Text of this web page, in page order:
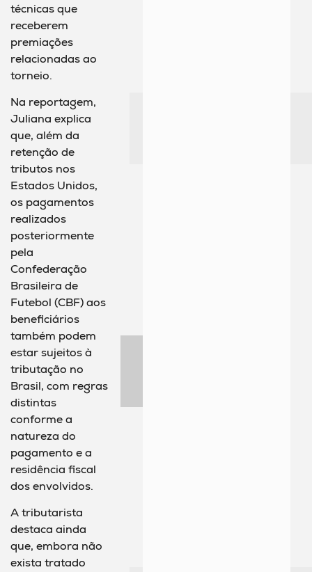
técnicas que
receberem
premiações
relacionadas ao
torneio.
Na reportagem,
Juliana explica
que, além da
retenção de
tributos nos
Estados Unidos,
os pagamentos
realizados
posteriormente
pela
Confederação
Brasileira de
Futebol (CBF) aos
beneficiários
também podem
estar sujeitos à
tributação no
Brasil, com regras
distintas
conforme a
natureza do
pagamento e a
residência fiscal
dos envolvidos.
A tributarista
destaca ainda
que, embora não
exista tratado